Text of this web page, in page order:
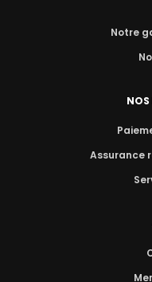
Notre
NOS
Assurance